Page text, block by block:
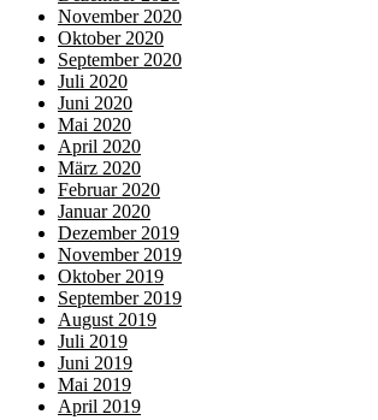
November 2020
Oktober 2020
September 2020
Juli 2020
Juni 2020
Mai 2020
April 2020
März 2020
Februar 2020
Januar 2020
Dezember 2019
November 2019
Oktober 2019
September 2019
August 2019
Juli 2019
Juni 2019
Mai 2019
April 2019